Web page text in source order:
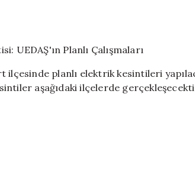
ilçesinde planlı elektrik kesintileri
aşağıdaki ilçelerde